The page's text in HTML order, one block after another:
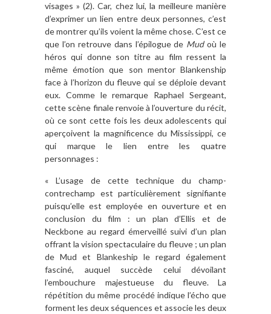
visages » (2). Car, chez lui, la meilleure manière
d’exprimer un lien entre deux personnes, c’est
de montrer qu’ils voient la même chose. C’est ce
que l’on retrouve dans l’épilogue de Mudoù le
héros qui donne son titre au film ressent la
même émotion que son mentor Blankenship
face à l’horizon du fleuve qui se déploie devant
eux. Comme le remarque Raphael Sergeant,
cette scène finale renvoie à l’ouverture du récit,
où ce sont cette fois les deux adolescents qui
aperçoivent la magnificence du Mississippi, ce
qui marque le lien entre les quatre
personnages :
« L’usage de cette technique du champ-
contrechamp est particulièrement signifiante
puisqu’elle est employée en ouverture et en
conclusion du film : un plan d’Ellis et de
Neckbone au regard émerveillé suivi d’un plan
offrant la vision spectaculaire du fleuve ; un plan
de Mud et Blankeship le regard également
fasciné, auquel succède celui dévoilant
l’embouchure majestueuse du fleuve. La
répétition du même procédé indique l’écho que
forment les deux séquences et associe les deux